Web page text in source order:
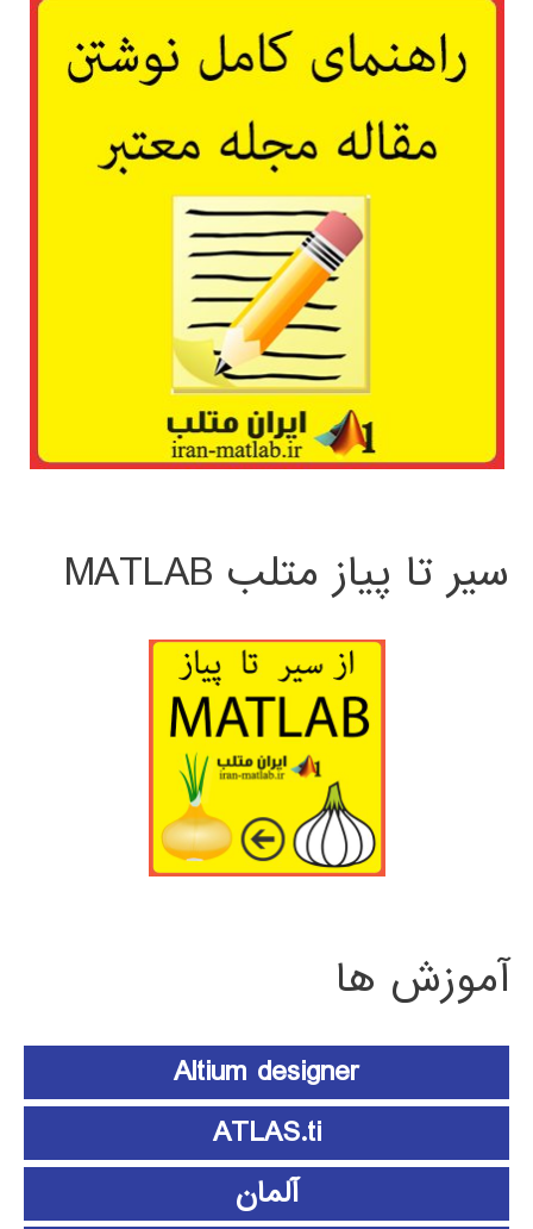
سیر تا پیاز متلب MATLAB
آموزش ها
Altium designer
ATLAS.ti
آلمان